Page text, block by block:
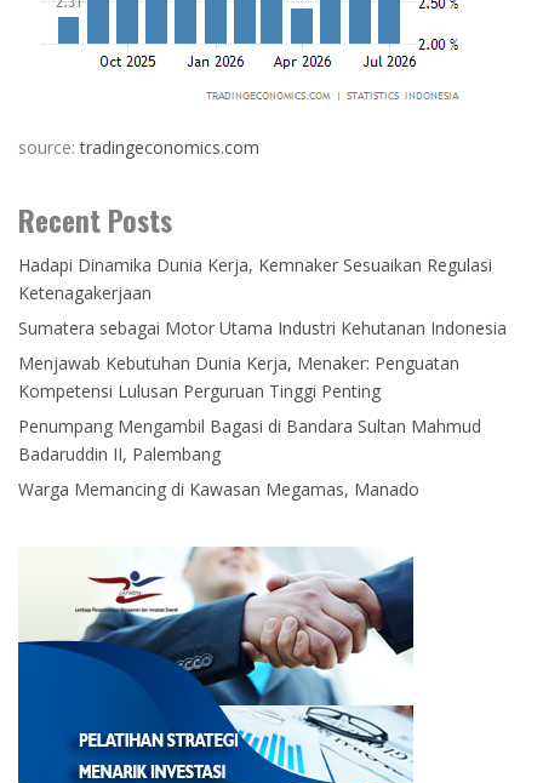
source:tradingeconomics.com
Recent Posts
Hadapi Dinamika Dunia Kerja, Kemnaker Sesuaikan Regulasi
Ketenagakerjaan
Sumatera sebagai Motor Utama Industri Kehutanan Indonesia
Menjawab Kebutuhan Dunia Kerja, Menaker: Penguatan
Kompetensi Lulusan Perguruan Tinggi Penting
Penumpang Mengambil Bagasi di Bandara Sultan Mahmud
Badaruddin II, Palembang
Warga Memancing di Kawasan Megamas, Manado